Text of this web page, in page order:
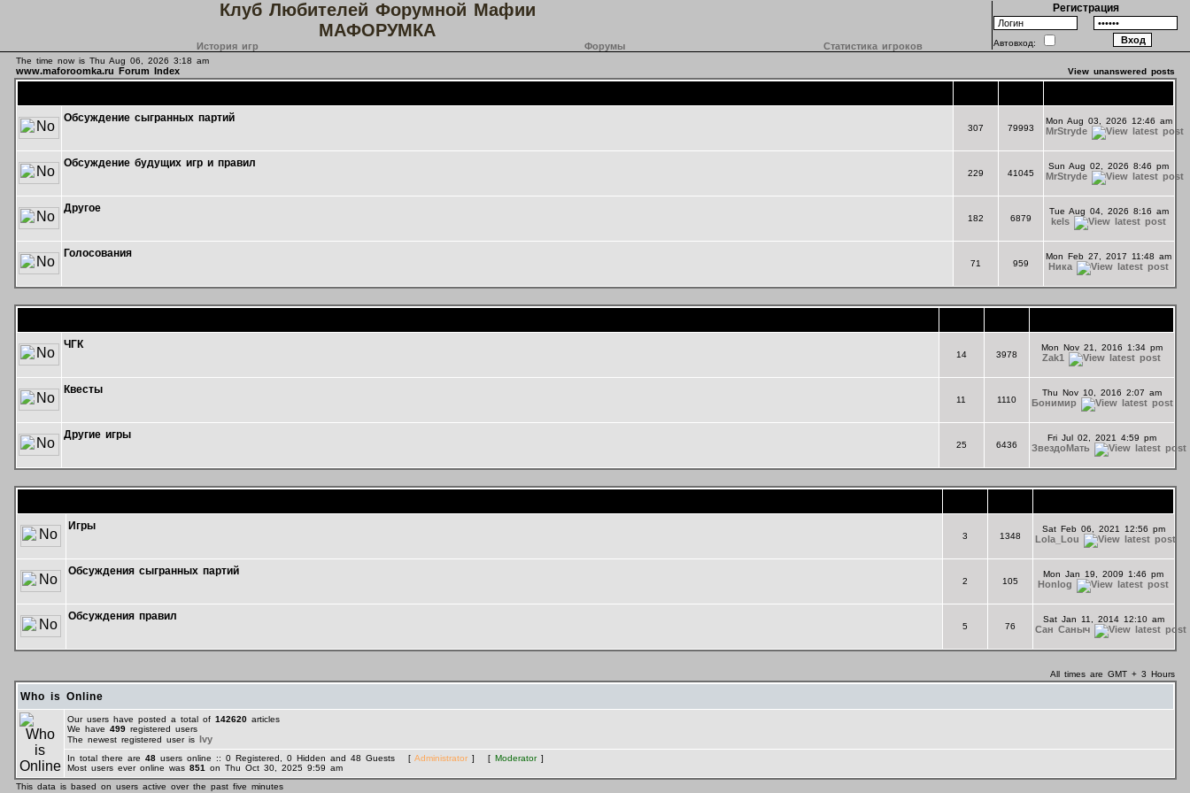
Клуб Любителей Форумной Мафии
МАФОРУМКА
История игр Форумы Статистика игроков
Регистрация
Автовход:
The time now is Thu Aug 06, 2026 3:18 am
www.maforoomka.ru Forum Index View unanswered posts
Обсуждение сыгранных партий
307 79993
Mon Aug 03, 2026 12:46 am
MrStryde
Обсуждение будущих игр и правил
229 41045
Sun Aug 02, 2026 8:46 pm
MrStryde
Другое
182 6879
Tue Aug 04, 2026 8:16 am
kels
Голосования
71 959
Mon Feb 27, 2017 11:48 am
Ника
ЧГК
14 3978
Mon Nov 21, 2016 1:34 pm
Zak1
Квесты
11 1110
Thu Nov 10, 2016 2:07 am
Бонимир
Другие игры
25 6436
Fri Jul 02, 2021 4:59 pm
ЗвездоМать
Игры
3 1348
Sat Feb 06, 2021 12:56 pm
Lola_Lou
Обсуждения сыгранных партий
2 105
Mon Jan 19, 2009 1:46 pm
Honlog
Обсуждения правил
5 76
Sat Jan 11, 2014 12:10 am
Сан Саныч
All times are GMT + 3 Hours
Who is Online
Our users have posted a total of 142620articles
We have 499registered users
The newest registered user is Ivy
In total there are 48users online :: 0 Registered, 0 Hidden and 48 Guests [ Administrator] [ Moderator]
Most users ever online was 851
on Thu Oct 30, 2025 9:59 am
This data is based on users active over the past five minutes